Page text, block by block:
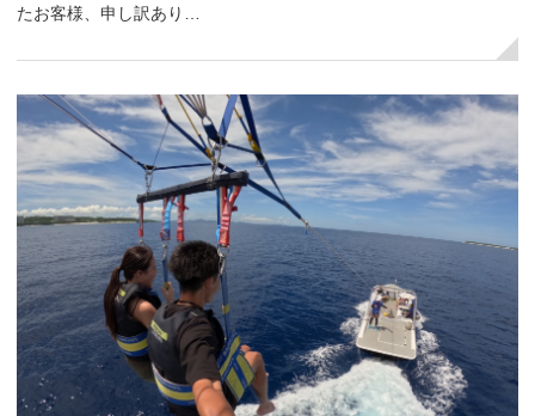
たお客様、申し訳あり…